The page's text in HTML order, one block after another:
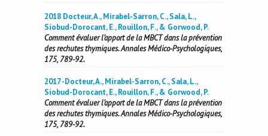
2018 Docteur, A., Mirabel-Sarron, C., Sala, L.,
Siobud-Dorocant, E., Rouillon, F., & Gorwood, P.
Comment évaluer l’apport de la MBCT dans la prévention
des rechutes thymiques. Annales Médico-Psychologiques,
175, 789-92.
2017 -Docteur, A., Mirabel-Sarron, C., Sala, L.,
Siobud-Dorocant, E., Rouillon, F., & Gorwood, P.
Comment évaluer l’apport de la MBCT dans la prévention
des rechutes thymiques. Annales Médico-Psychologiques,
175, 789-92.